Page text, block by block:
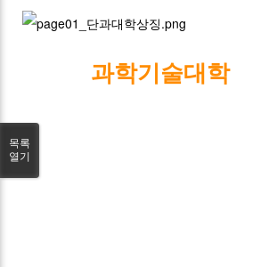
과학기술대학
목록
열기